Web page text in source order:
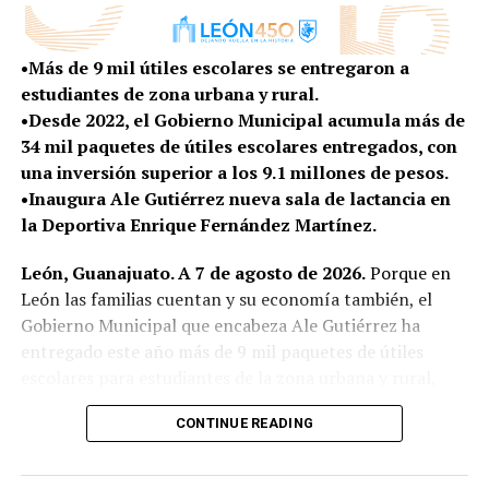
La Academia de Innovación Sostenible funcionará bajo
un modelo de campo escuela de acceso abierto, donde
las y los participantes podrán formarse, experimentar y
desarrollar proyectos relacionados con las necesidades y
oportunidades que existen en la zona rural.
Entre los temas de formación se encuentran la
producción de bioinsumos y fertilización orgánica,
renovables, biodigestores, transformación
agroindustrial, comercialización y acceso a mercados.
Con estas herramientas, quienes ya cuentan con un
productividad y encontrar nuevas alternativas para
comercializar sus productos, generando beneficios
económicos y sociales para sus comunidades.
•Más de 9 mil útiles escolares se entregaron a
estudiantes de zona urbana y rural.
•Desde 2022, el Gobierno Municipal acumula más de
34 mil paquetes de útiles escolares entregados, con
una inversión superior a los 9.1 millones de pesos.
•Inaugura Ale Gutiérrez nueva sala de lactancia en
la Deportiva Enrique Fernández Martínez.
León, Guanajuato. A 7 de agosto de 2026.Porque en
León las familias cuentan y su economía también, el
Gobierno Municipal que encabeza Ale Gutiérrez ha
entregado este año más de 9 mil paquetes de útiles
con una inversión de 3.2 millones de pesos.
este apoyo representa un alivio para las familias
CONTINUE READING